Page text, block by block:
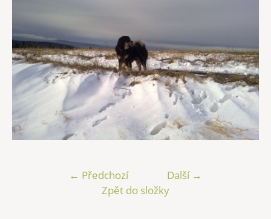
← Předchozí
Další →
Zpět do složky